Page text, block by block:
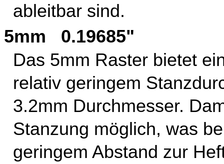
ableitbar sind.
5mm 0.19685"
Das 5mm Raster bietet
relativ geringem
3.2mm Durchmesser.
Stanzung möglich, was
geringem Abstand zur